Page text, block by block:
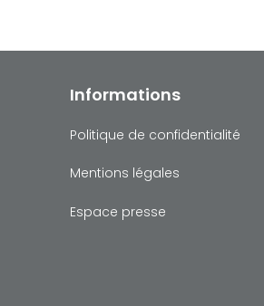
Informations
Politique de confidentialité
Mentions légales
Espace presse